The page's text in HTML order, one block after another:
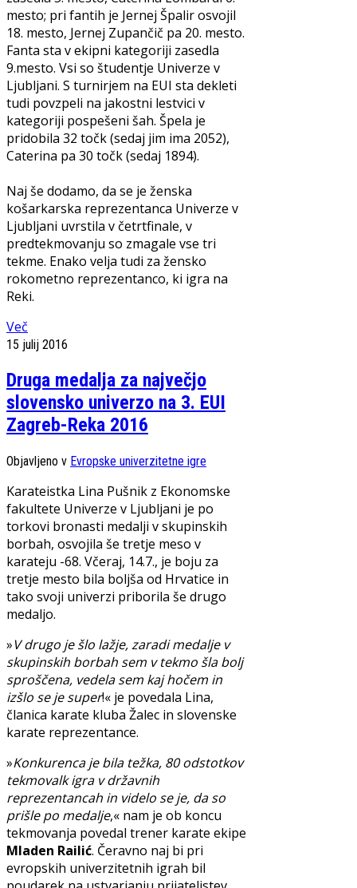
mesto; pri fantih je Jernej Špalir osvojil
18. mesto, Jernej Zupančič pa 20. mesto.
Fanta sta v ekipni kategoriji zasedla
9.mesto. Vsi so študentje Univerze v
Ljubljani. S turnirjem na EUI sta dekleti
tudi povzpeli na jakostni lestvici v
kategoriji pospešeni šah. Špela je
pridobila 32 točk (sedaj jim ima 2052),
Caterina pa 30 točk (sedaj 1894).
Naj še dodamo, da se je ženska
košarkarska reprezentanca Univerze v
Ljubljani uvrstila v četrtfinale, v
predtekmovanju so zmagale vse tri
tekme. Enako velja tudi za žensko
rokometno reprezentanco, ki igra na
Reki.
Več
15 julij 2016
Druga medalja za največjo
slovensko univerzo na 3. EUI
Zagreb-Reka 2016
Objavljeno v Evropske univerzitetne igre
Karateistka Lina Pušnik z Ekonomske
fakultete Univerze v Ljubljani je po
torkovi bronasti medalji v skupinskih
borbah, osvojila še tretje meso v
karateju -68. Včeraj, 14.7., je boju za
tretje mesto bila boljša od Hrvatice in
tako svoji univerzi priborila še drugo
medaljo.
»V drugo je šlo lažje, zaradi medalje v
skupinskih borbah sem v tekmo šla bolj
sproščena, vedela sem kaj hočem in
izšlo se je super!« je povedala Lina,
članica karate kluba Žalec in slovenske
karate reprezentance.
»Konkurenca je bila težka, 80 odstotkov
tekmovalk igra v državnih
reprezentancah in videlo se je, da so
prišle po medalje,« nam je ob koncu
tekmovanja povedal trener karate ekipe
Mladen Railić. Čeravno naj bi pri
evropskih univerzitetnih igrah bil